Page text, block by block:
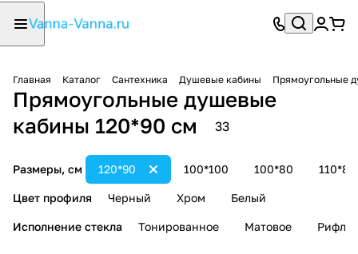
Главная Каталог Сантехника Душевые кабины Прямоугольные
Прямоугольные душевые
кабины 120*90 см
33
Размеры, см 100*100 100*80 110*80
120*90
Цвет профиля Черный Хром Белый
Исполнение стекла Тонированное Матовое